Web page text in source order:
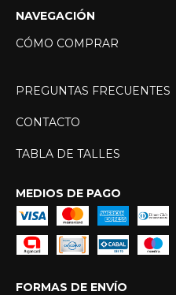
NAVEGACIÓN
CÓMO COMPRAR
PREGUNTAS FRECUENTES
CONTACTO
TABLA DE TALLES
MEDIOS DE PAGO
FORMAS DE ENVÍO